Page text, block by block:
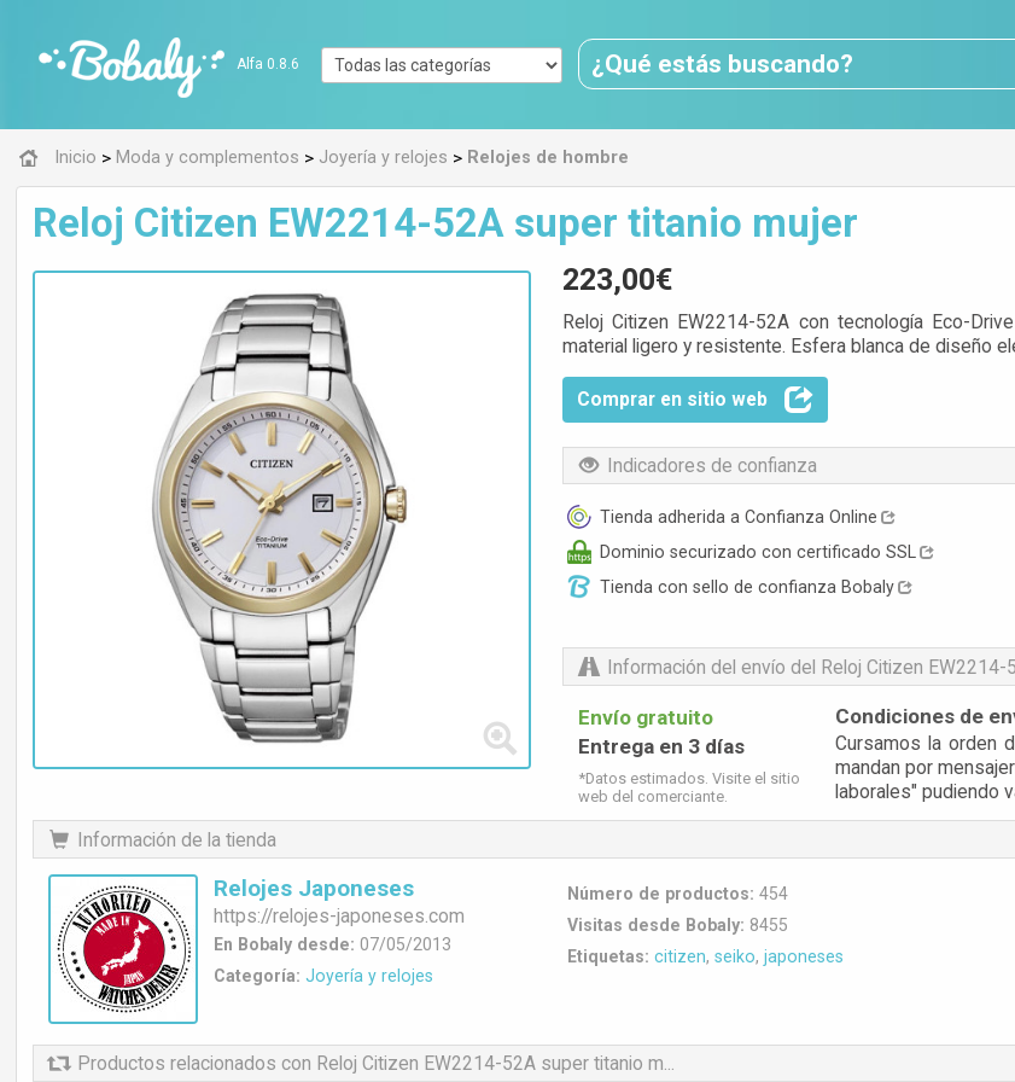
Alfa 0.8.6
Inicio > Moda y complementos > Joyería y relojes > Relojes de hombre
Reloj Citizen EW2214-52A super titanio mujer
223,00€
Reloj Citizen EW2214-52A con tecnología Eco-
material ligero y resistente. Esfera blanca de diseño
Comprar en sitio web
Indicadores de confianza
Tienda adherida a Confianza Online
Dominio securizado con certificado SSL
Tienda con sello de confianza Bobaly
Información del envío del Reloj Citizen EW2214-
Envío gratuito
Entrega en 3 días
*Datos estimados. Visite el sitio
web del comerciante.
Condiciones de
Cursamos la orden
mandan por
laborales" pudiendo
Información de la tienda
Relojes Japoneses
https://relojes-japoneses.com
En Bobaly desde: 07/05/2013
Categoría: Joyería y relojes
Número de productos: 454
Visitas desde Bobaly: 8455
Etiquetas: citizen, seiko, japoneses
Productos relacionados con Reloj Citizen EW2214-52A super titanio m...